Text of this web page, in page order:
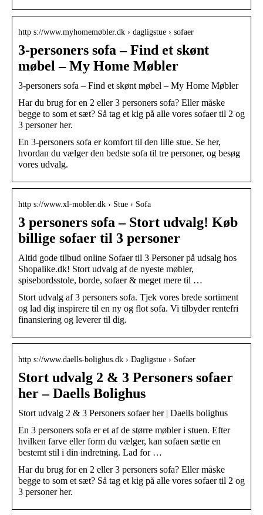
http s://www.myhomemøbler.dk › dagligstue › sofaer
3-personers sofa – Find et skønt
møbel – My Home Møbler
3-personers sofa – Find et skønt møbel – My Home Møbler
Har du brug for en 2 eller 3 personers sofa? Eller måske
begge to som et sæt? Så tag et kig på alle vores sofaer til 2 og
3 personer her.
En 3-personers sofa er komfort til den lille stue. Se her,
hvordan du vælger den bedste sofa til tre personer, og besøg
vores udvalg.
http s://www.xl-mobler.dk › Stue › Sofa
3 personers sofa – Stort udvalg! Køb
billige sofaer til 3 personer
Altid gode tilbud online Sofaer til 3 Personer på udsalg hos
Shopalike.dk! Stort udvalg af de nyeste møbler,
spisebordsstole, borde, sofaer & meget mere til …
Stort udvalg af 3 personers sofa. Tjek vores brede sortiment
og lad dig inspirere til en ny og flot sofa. Vi tilbyder rentefri
finansiering og leverer til dig.
http s://www.daells-bolighus.dk › Dagligstue › Sofaer
Stort udvalg 2 & 3 Personers sofaer
her – Daells Bolighus
Stort udvalg 2 & 3 Personers sofaer her | Daells bolighus
En 3 personers sofa er et af de større møbler i stuen. Efter
hvilken farve eller form du vælger, kan sofaen sætte en
bestemt stil i din indretning. Lad for …
Har du brug for en 2 eller 3 personers sofa? Eller måske
begge to som et sæt? Så tag et kig på alle vores sofaer til 2 og
3 personer her.